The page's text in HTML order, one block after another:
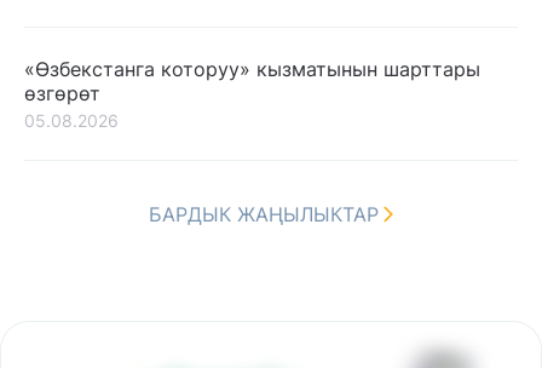
«Өзбекстанга которуу» кызматынын шарттары
өзгөрөт
05.08.2026
БАРДЫК ЖАҢЫЛЫКТАР